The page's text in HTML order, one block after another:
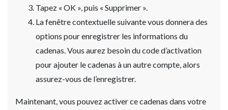
Tapez « OK », puis « Supprimer ».
La fenêtre contextuelle suivante vous donnera des
options pour enregistrer les informations du
cadenas. Vous aurez besoin du code d’activation
pour ajouter le cadenas à un autre compte, alors
assurez-vous de l’enregistrer.
Maintenant, vous pouvez activer ce cadenas dans votre